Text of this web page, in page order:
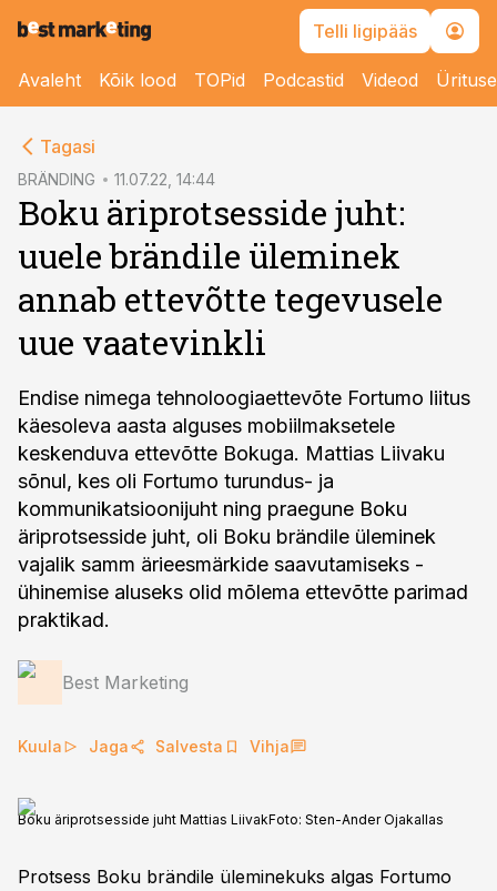
Telli ligipääs
Avaleht Kõik lood TOPid Podcastid Videod
Tagasi
BRÄNDING 11.07.22, 14:44
Boku äriprotsesside juht:
uuele brändile üleminek
annab ettevõtte tegevusele
uue vaatevinkli
Endise nimega tehnoloogiaettevõte Fortumo liitus
käesoleva aasta alguses mobiilmaksetele
keskenduva ettevõtte Bokuga. Mattias Liivaku
sõnul, kes oli Fortumo turundus- ja
kommunikatsioonijuht ning praegune Boku
äriprotsesside juht, oli Boku brändile üleminek
vajalik samm ärieesmärkide saavutamiseks -
ühinemise aluseks olid mõlema ettevõtte parimad
praktikad.
Best Marketing
Kuula Jaga Salvesta Vihja
Boku äriprotsesside juht Mattias LiivakFoto: Sten-Ander Ojakallas
Protsess Boku brändile üleminekuks algas Fortumo